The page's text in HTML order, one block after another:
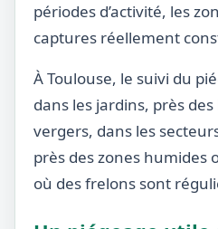
périodes d’activité, les
captures réellement
À Toulouse, le suivi du
dans les jardins, près
vergers, dans les
près des zones humides
où des frelons sont